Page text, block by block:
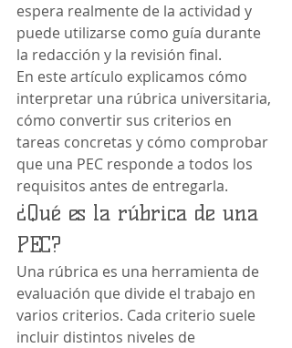
espera realmente de la actividad y
puede utilizarse como guía durante
la redacción y la revisión final.
En este artículo explicamos cómo
interpretar una rúbrica universitaria,
cómo convertir sus criterios en
tareas concretas y cómo comprobar
que una PEC responde a todos los
requisitos antes de entregarla.
¿Qué es la rúbrica de una
PEC?
Una rúbrica es una herramienta de
evaluación que divide el trabajo en
varios criterios. Cada criterio suele
incluir distintos niveles de